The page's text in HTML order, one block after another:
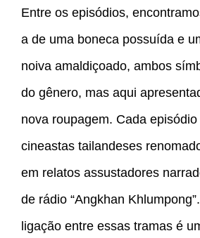
Entre os episódios,
a de uma boneca possuída e
noiva amaldiçoado, ambos
do gênero, mas aqui
nova roupagem. Cada
cineastas tailandeses
em relatos assustadores
de rádio “Angkhan
ligação entre essas tramas é